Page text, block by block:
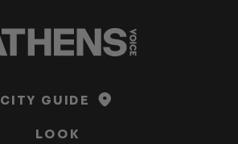
CITY GUIDE
LOOK